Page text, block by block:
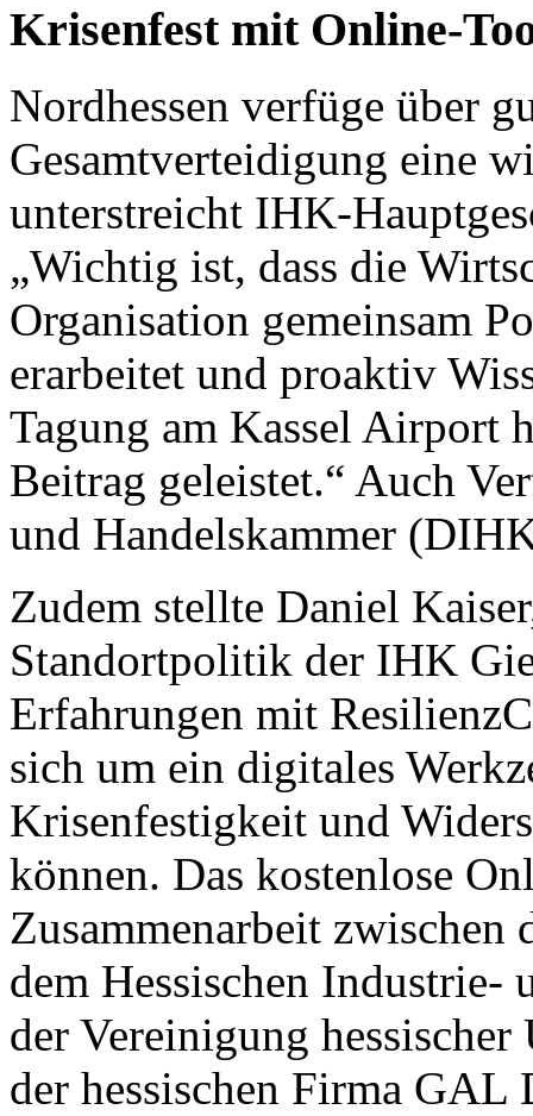
Krisenfest mit Online-
Nordhessen verfüge über
Gesamtverteidigung eine
unterstreicht IHK-
„Wichtig ist, dass die
Organisation gemeinsam
erarbeitet und proaktiv
Tagung am Kassel Airport
Beitrag geleistet.“ Auch
und Handelskammer
Zudem stellte Daniel
Standortpolitik der IHK
Erfahrungen mit
sich um ein digitales
Krisenfestigkeit und
können. Das kostenlose
Zusammenarbeit zwischen
dem Hessischen
der Vereinigung
der hessischen Firma